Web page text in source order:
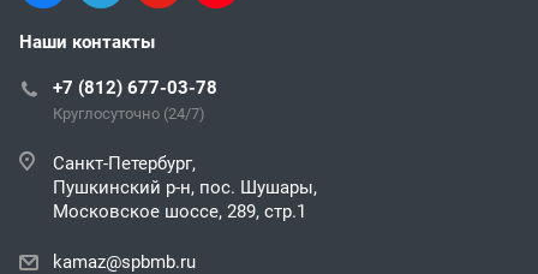
Наши контакты
+7 (812) 677-03-78
Круглосуточно (24/7)
Санкт-Петербург,
Пушкинский р-н, пос. Шушары,
Московское шоссе, 289, стр.1
kamaz@spbmb.ru